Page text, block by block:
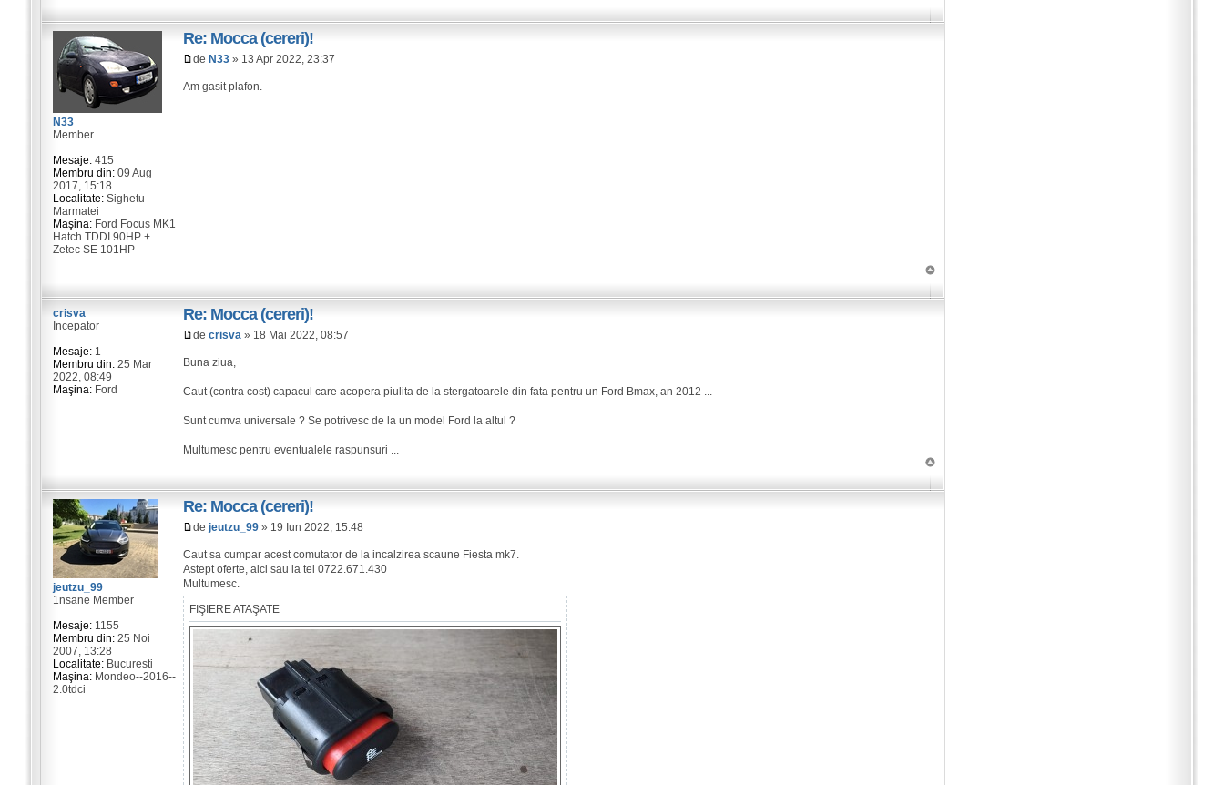
Re: Mocca (cereri)!
de N33 » 13 Apr 2022, 23:37
Am gasit plafon.
N33
Member
Mesaje:415
Membru din:09 Aug
2017, 15:18
Localitate:Sighetu
Marmatei
Maşina:Ford Focus MK1
Hatch TDDI 90HP +
Zetec SE 101HP
Re: Mocca (cereri)!
decrisva » 18 Mai 2022, 08:57
Buna ziua,
Caut (contra cost) capacul care acopera piulita de la stergatoarele din fata pentru un Ford Bmax, an 2012 ...
Sunt cumva universale ? Se potrivesc de la un model Ford la altul ?
Multumesc pentru eventualele raspunsuri ...
crisva
Incepator
Mesaje:1
Membru din:25 Mar
2022, 08:49
Maşina:Ford
Re: Mocca (cereri)!
dejeutzu_99 » 19 Iun 2022, 15:48
Caut sa cumpar acest comutator de la incalzirea scaune Fiesta mk7.
Astept oferte, aici sau la tel 0722.671.430
Multumesc.
FIŞIERE ATAŞATE
jeutzu_99
1nsane Member
Mesaje:1155
Membru din:25 Noi
2007, 13:28
Localitate:Bucuresti
Maşina:Mondeo--2016--
2.0tdci